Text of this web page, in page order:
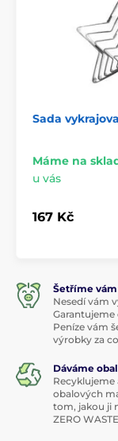
Sada
Máme na
u vás
167 Kč
Šetříme
Nesedí vám
Garantujeme
Peníze vám
výrobky za
Dáváme
obalových
tom, jakou ji
ZERO